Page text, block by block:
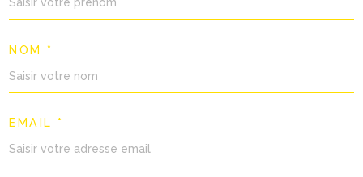
NOM *
EMAIL *